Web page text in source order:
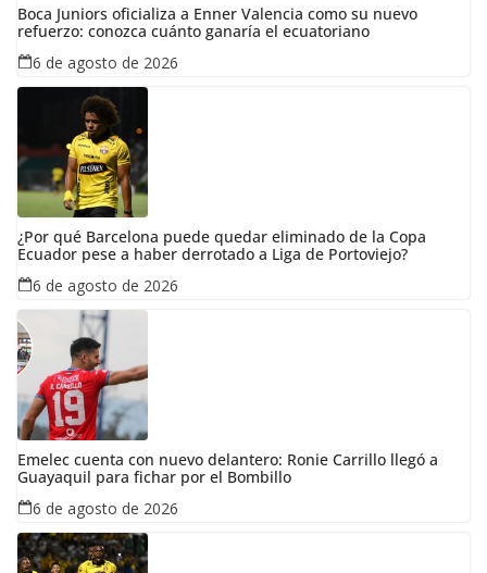
Boca Juniors oficializa a Enner Valencia como su nuevo
refuerzo: conozca cuánto ganaría el ecuatoriano
6 de agosto de 2026
¿Por qué Barcelona puede quedar eliminado de la Copa
Ecuador pese a haber derrotado a Liga de Portoviejo?
6 de agosto de 2026
Emelec cuenta con nuevo delantero: Ronie Carrillo llegó a
Guayaquil para fichar por el Bombillo
6 de agosto de 2026